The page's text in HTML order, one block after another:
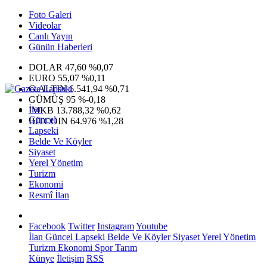
Foto Galeri
Videolar
Canlı Yayın
Günün Haberleri
DOLAR 47,60 %0,07
EURO 55,07 %0,11
G.ALTIN6.541,94 %0,71
GÜMÜŞ 95 %-0,18
IMKB 13.788,32 %0,62
BITCOIN 64.976 %1,28
İlan
Güncel
Lapseki
Belde Ve Köyler
Siyaset
Yerel Yönetim
Turizm
Ekonomi
Resmî İlan
Facebook Twitter InstagramYoutube
İlan Güncel Lapseki Belde Ve KöylerSiyasetYerel Yönetim
Turizm Ekonomi SporTarım
Künye İletişim RSS